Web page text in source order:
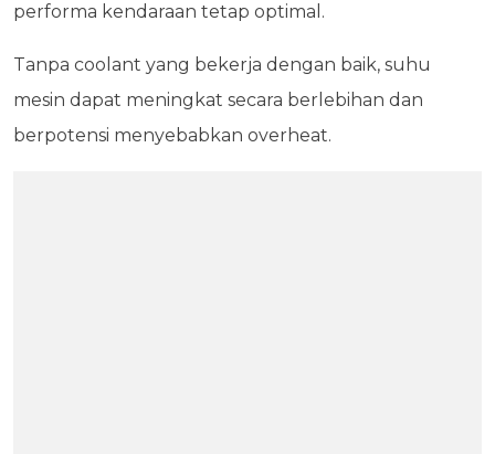
performa kendaraan tetap optimal.
Tanpa coolant yang bekerja dengan baik, suhu
mesin dapat meningkat secara berlebihan dan
berpotensi menyebabkan overheat.